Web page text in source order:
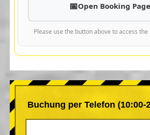
Open Booking Page
Please use the button above to access
Buchung per Telefon (10:00-